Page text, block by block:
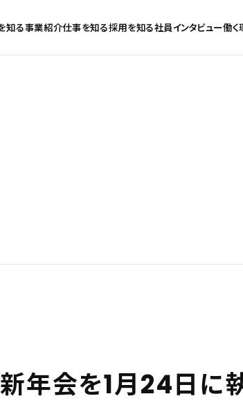
知る事業紹介仕事を知る採用を知る社員インタビュー働く
年会を1月24日に